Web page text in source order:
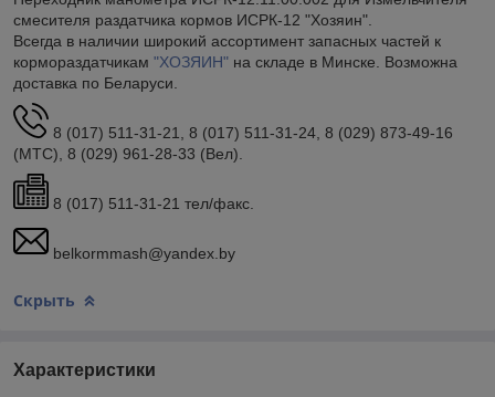
смесителя раздатчика кормов ИСРК-12 "Хозяин".
Всегда в наличии широкий ассортимент запасных частей к
кормораздатчикам "ХОЗЯИН" на складе в Минске. Возможна
доставка по Беларуси.
8 (017) 511-31-21, 8 (017) 511-31-24, 8 (029) 873-49-16
(МТС), 8 (029) 961-28-33 (Вел).
8 (017) 511-31-21 тел/факс.
belkormmash@yandex.by
Скрыть
Характеристики